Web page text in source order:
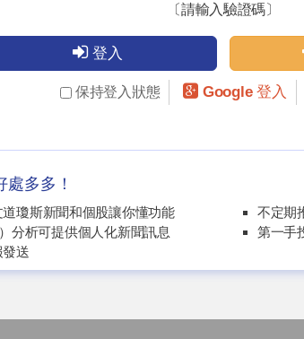
〔請輸入驗證碼〕
登入
保持登入狀態 Google 登入
多多！
瓊斯新聞和個股讓你懂功能
分析可提供個人化新聞訊息
送
不定期
第一手